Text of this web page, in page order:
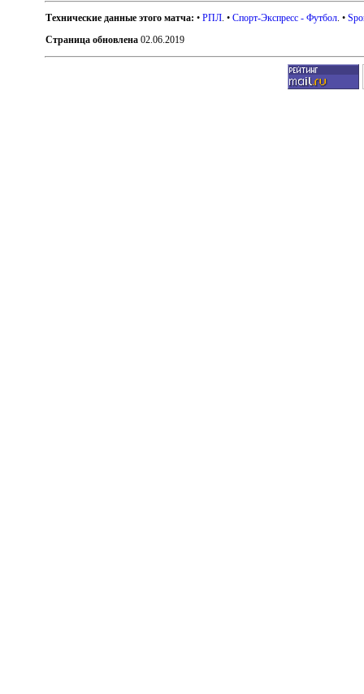
Технические данные этого матча: •РПЛ . •Спорт-Экспресс - Футбол . •
Страница обновлена 02.06.2019